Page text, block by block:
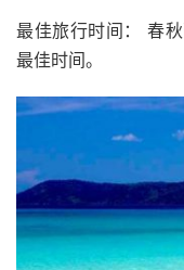
最佳旅行时间： 春
最佳时间。